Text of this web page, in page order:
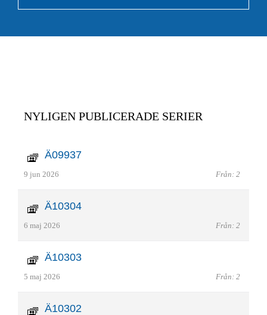
NYLIGEN PUBLICERADE SERIER
Ä09937
9 jun 2026 Från: 2
Ä10304
6 maj 2026 Från: 2
Ä10303
5 maj 2026 Från: 2
Ä10302